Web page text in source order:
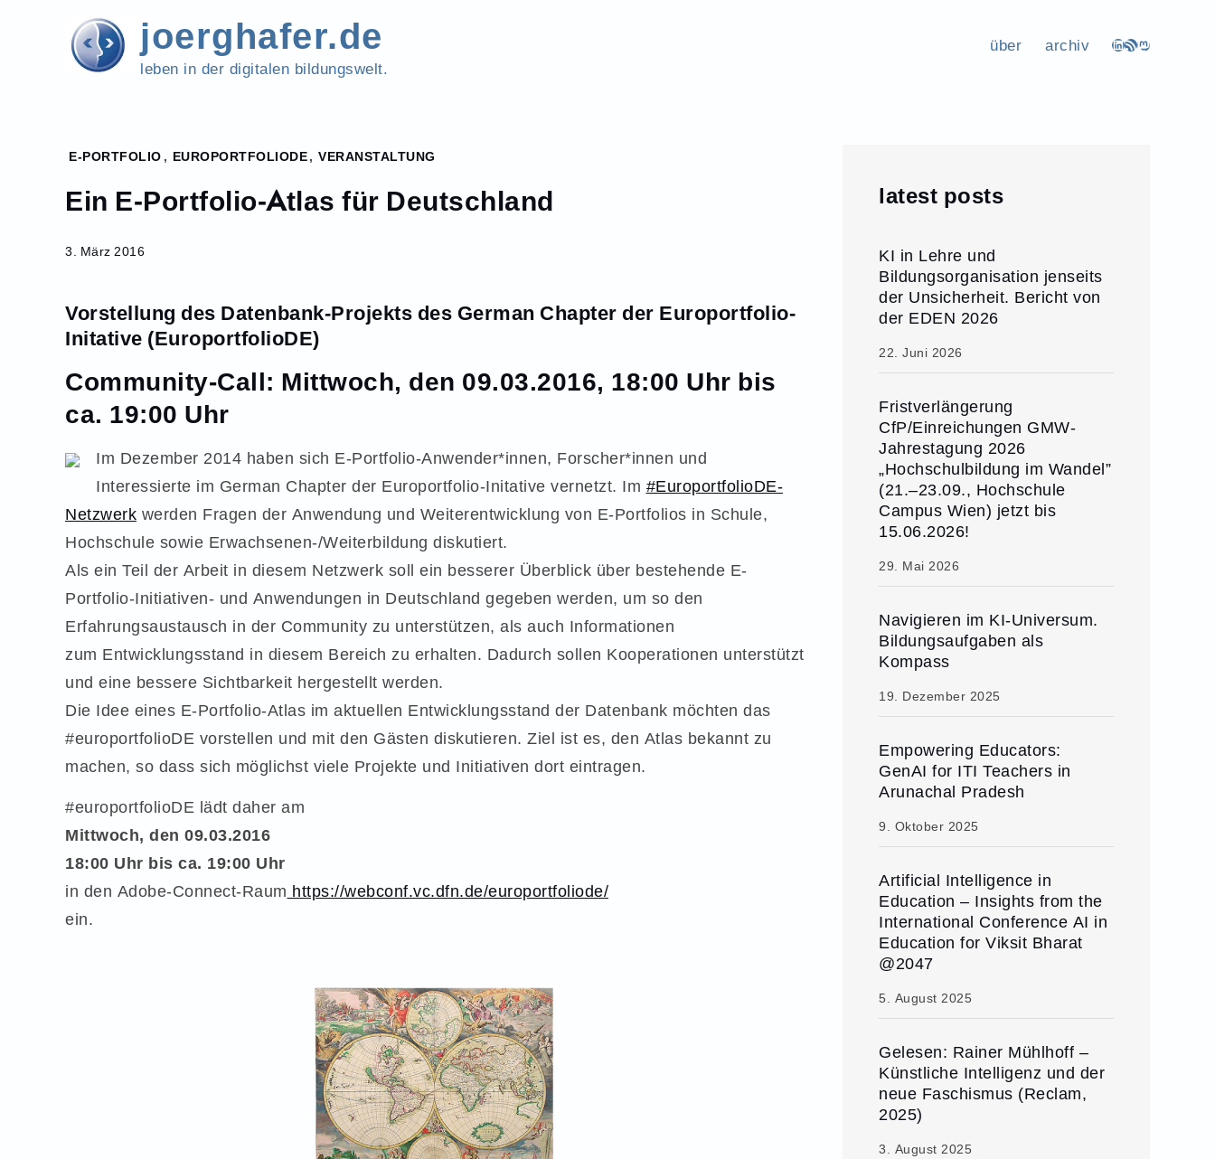
joerghafer.de
leben in der digitalen bildungswelt.
über archiv LinkedIn
RSS-FeedMastodon
Home
März
Ein E-
Deutschland
E-PORTFOLIO , EUROPORTFOLIODE, VERANSTALTUNG
Ein E-Portfolio-Atlas für Deutschland
3. März 2016
Vorstellung des Datenbank-Projekts des German Chapter der Europortfolio-
Initative (EuroportfolioDE)
Community-Call: Mittwoch, den 09.03.2016, 18:00 Uhr bis
ca. 19:00 Uhr
Im Dezember 2014 haben sich E-Portfolio-Anwender*innen, Forscher*innen und
Interessierte im German Chapter der Europortfolio-Initative vernetzt. Im #EuroportfolioDE-
Netzwerk werden Fragen der Anwendung und Weiterentwicklung von E-Portfolios in Schule,
Hochschule sowie Erwachsenen-/Weiterbildung diskutiert.
Als ein Teil der Arbeit in diesem Netzwerk soll ein besserer Überblick über bestehende E-
Portfolio-Initiativen- und Anwendungen in Deutschland gegeben werden, um so den
Erfahrungsaustausch in der Community zu unterstützen, als auch Informationen
zum Entwicklungsstand in diesem Bereich zu erhalten. Dadurch sollen Kooperationen unterstützt
und eine bessere Sichtbarkeit hergestellt werden.
Die Idee eines E-Portfolio-Atlas im aktuellen Entwicklungsstand der Datenbank möchten das
#europortfolioDE vorstellen und mit den Gästen diskutieren. Ziel ist es, den Atlas bekannt zu
machen, so dass sich möglichst viele Projekte und Initiativen dort eintragen.
#europortfolioDE lädt daher am
Mittwoch, den 09.03.2016
18:00 Uhr bis ca. 19:00 Uhr
in den Adobe-Connect-Raum https://webconf.vc.dfn.de/europortfoliode/
ein.
latest posts
KI in Lehre und
Bildungsorganisation jenseits
der Unsicherheit. Bericht von
der EDEN 2026
22. Juni 2026
Fristverlängerung
CfP/Einreichungen GMW-
Jahrestagung 2026
„Hochschulbildung im Wandel”
(21.–23.09., Hochschule
Campus Wien) jetzt bis
15.06.2026!
29. Mai 2026
Navigieren im KI-Universum.
Bildungsaufgaben als
Kompass
19. Dezember 2025
Empowering Educators:
GenAI for ITI Teachers in
Arunachal Pradesh
9. Oktober 2025
Artificial Intelligence in
Education – Insights from the
International Conference AI in
Education for Viksit Bharat
@2047
5. August 2025
Gelesen: Rainer Mühlhoff –
Künstliche Intelligenz und der
neue Faschismus (Reclam,
2025)
3. August 2025